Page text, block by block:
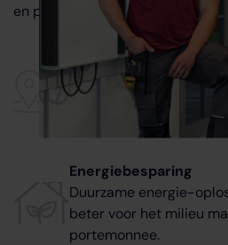
en persoonlijke aandacht.
Altijd dichtbij
Met vestigingen in
Gelderland zijn we op de
Energiebesparing
Duurzame energie-
beter voor het milieu
portemonnee.